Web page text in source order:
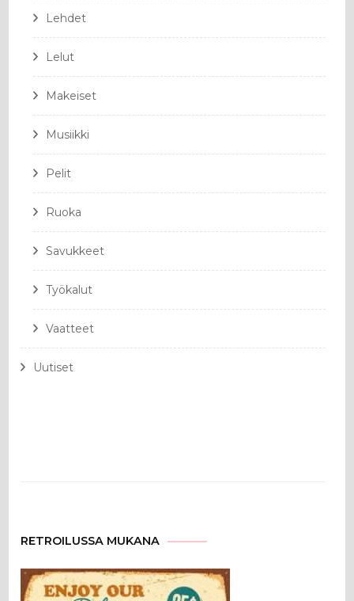
Lehdet
Lelut
Makeiset
Musiikki
Pelit
Ruoka
Savukkeet
Työkalut
Vaatteet
Uutiset
RETROILUSSA MUKANA